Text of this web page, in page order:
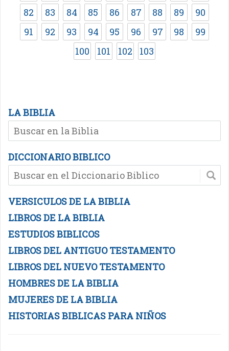
82
83 84 85 86 87 88 89
90
91
92 93 94 95 96 97 98
99
100
101 102 103
LA BIBLIA
DICCIONARIO BIBLICO
VERSICULOS DE LA BIBLIA
LIBROS DE LA BIBLIA
ESTUDIOS BIBLICOS
LIBROS DEL ANTIGUO TESTAMENTO
LIBROS DEL NUEVO TESTAMENTO
HOMBRES DE LA BIBLIA
MUJERES DE LA BIBLIA
HISTORIAS BIBLICAS PARA NIÑOS